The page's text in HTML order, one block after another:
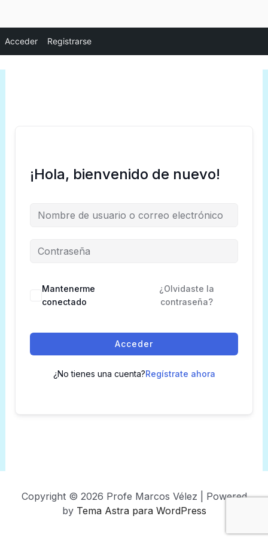
Acceder Registrarse
¡Hola, bienvenido de nuevo!
Mantenerme
conectado
¿Olvidaste la
contraseña?
Acceder
¿No tienes una cuenta?Regístrate ahora
Copyright © 2026 Profe Marcos Vélez | Powered
by Tema Astra para WordPress